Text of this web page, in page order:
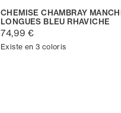
CHEMISE CHAMBRAY
LONGUES BLEU RHAVICHE
74,99 €
Existe en 3 coloris